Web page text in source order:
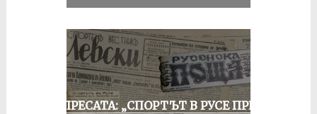
ОТ ПРЕСАТА: „СПОРТЪТ В РУСЕ ПРЕЗ